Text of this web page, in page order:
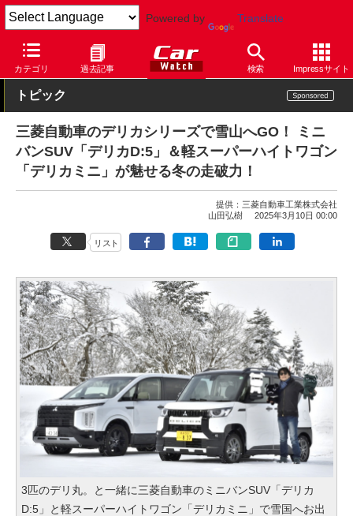
Powered by Translate
カテゴリ 過去記事 検索 Impressサイト
Car Watch 自動車 三菱自動車 デリカD:5
トピック
三菱自動車のデリカシリーズで雪山へGO！ ミニ
バンSUV「デリカD:5」＆軽スーパーハイトワゴン
「デリカミニ」が魅せる冬の走破力！
提供： 三菱自動車工業株式会社
山田弘樹
2025年3月10日 00:00
リスト
3匹のデリ丸。と一緒に三菱自動車のミニバンSUV「デリカ
D:5」と軽スーパーハイトワゴン「デリカミニ」で雪国へお出